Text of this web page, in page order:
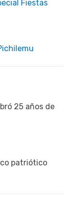
Fiestas
25 años de
patriótico